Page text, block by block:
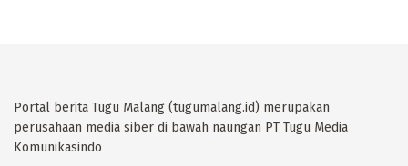
Portal berita Tugu Malang (tugumalang.id) merupakan
perusahaan media siber di bawah naungan PT Tugu Media
Komunikasindo